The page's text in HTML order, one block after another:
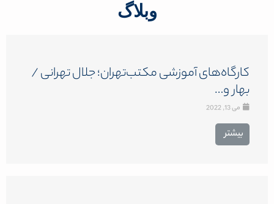
وبلاگ
کارگاه‌های آموزشی مکتب‌تهران؛ جلال تهرانی /
بهار و…
می 13, 2022
بیشتر